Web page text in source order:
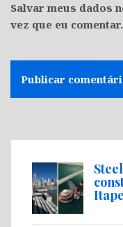
Salvar meus dados
vez que eu comentar.